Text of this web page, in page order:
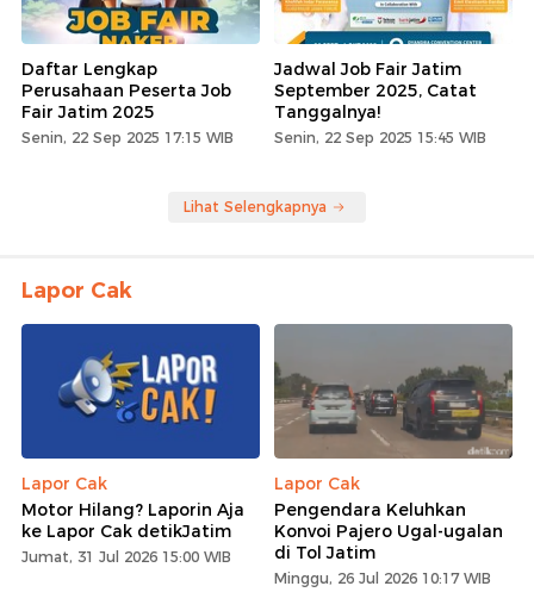
Daftar Lengkap
Perusahaan Peserta Job
Fair Jatim 2025
Senin, 22 Sep 2025 17:15 WIB
Jadwal Job Fair Jatim
September 2025, Catat
Tanggalnya!
Senin, 22 Sep 2025 15:45 WIB
Lihat Selengkapnya
Lapor Cak
Lapor Cak
Motor Hilang? Laporin Aja
ke Lapor Cak detikJatim
Jumat, 31 Jul 2026 15:00 WIB
Lapor Cak
Pengendara Keluhkan
Konvoi Pajero Ugal-ugalan
di Tol Jatim
Minggu, 26 Jul 2026 10:17 WIB